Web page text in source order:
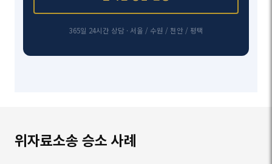
365일 24시간 상담 · 서울 / 수원 / 천안 / 평택
위자료소송 승소 사례